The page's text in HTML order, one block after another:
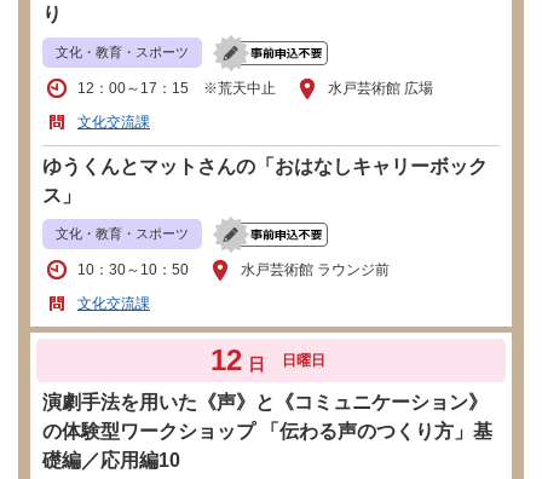
り
文化・教育・スポーツ
12：00～17：15 ※荒天中止
水戸芸術館 広場
文化交流課
ゆうくんとマットさんの「おはなしキャリーボック
ス」
文化・教育・スポーツ
10：30～10：50
水戸芸術館 ラウンジ前
文化交流課
12 日 日曜日
演劇手法を用いた《声》と《コミュニケーション》
の体験型ワークショップ 「伝わる声のつくり方」基
礎編／応用編10